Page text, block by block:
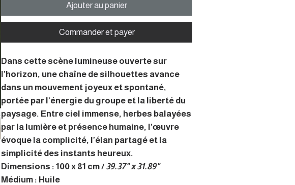
Ajouter au panier
Commander et payer
Dans cette scène lumineuse ouverte sur
l’horizon, une chaîne de silhouettes avance
dans un mouvement joyeux et spontané,
portée par l’énergie du groupe et la liberté du
paysage. Entre ciel immense, herbes balayées
par la lumière et présence humaine, l’œuvre
évoque la complicité, l’élan partagé et la
simplicité des instants heureux.
Dimensions : 100 x 81 cm /39.37" x 31.89"
Médium : Huile